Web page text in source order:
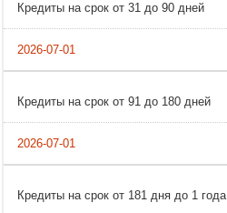
Кредиты на срок от 31 до 90 дней
Кредиты на срок от 91 до 180 дней
Кредиты на срок от 181 дня до 1 года